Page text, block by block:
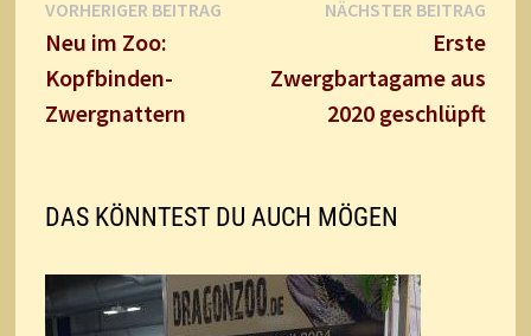
Beitragsnavigation
VORHERIGER BEITRAGVorheriger
Neu im Zoo:
Kopfbinden-
Zwergnattern
NÄCHSTER BEITRAG
Erste
Zwergbartagame aus
2020 geschlüpft
DAS KÖNNTEST DU AUCH MÖGEN